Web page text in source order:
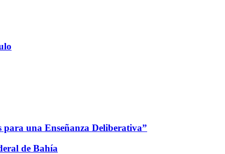
una Enseñanza Deliberativa”
de Bahía